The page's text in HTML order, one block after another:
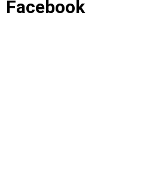
Facebook